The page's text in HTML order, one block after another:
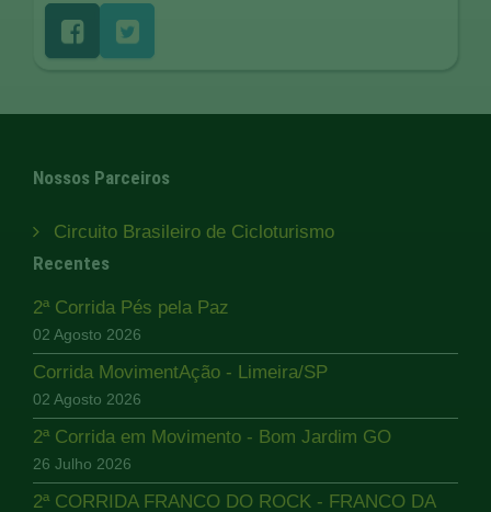
Nossos Parceiros
Circuito Brasileiro de Cicloturismo
Recentes
2ª Corrida Pés pela Paz
02 Agosto 2026
Corrida MovimentAção - Limeira/SP
02 Agosto 2026
2ª Corrida em Movimento - Bom Jardim GO
26 Julho 2026
2ª CORRIDA FRANCO DO ROCK - FRANCO DA